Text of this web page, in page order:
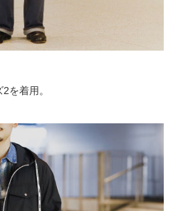
を着用。